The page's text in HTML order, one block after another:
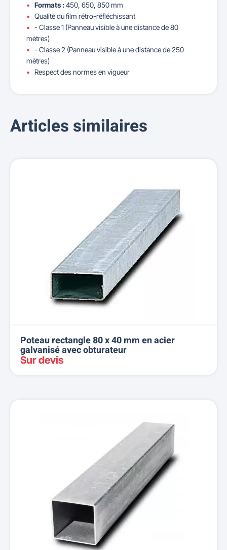
Formats :450, 650, 850 mm
Qualité du film rétro-réfléchissant
- Classe 1 (Panneau visible à une distance de 80
mètres)
- Classe 2 (Panneau visible à une distance de 250
mètres)
Respect des normes en vigueur
Articles similaires
Poteau rectangle 80 x 40 mm en acier
galvanisé avec obturateur
Sur devis